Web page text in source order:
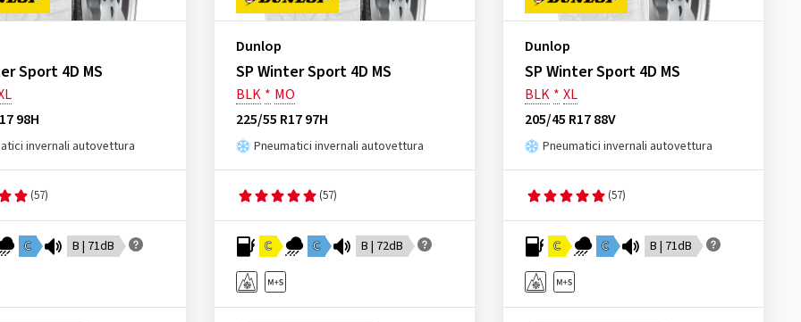
Sport 4D MS
98H
invernali autovettura
(57)
C B | 71dB
Dunlop
SP Winter Sport 4D MS
BLK * MO
225/55 R17 97H
Pneumatici invernali autovettura
(57)
C C B | 72dB
Dunlop
SP Winter Sport 4D MS
BLK * XL
205/45 R17 88V
Pneumatici invernali autovettura
(57)
C C B | 71dB